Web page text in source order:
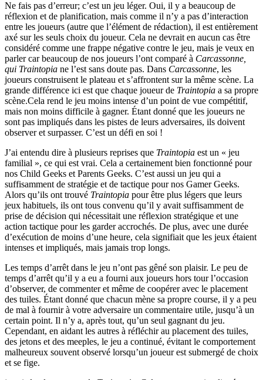
Ne fais pas d’erreur; c’est un jeu léger. Oui, il y a beaucoup de
réflexion et de planification, mais comme il n’y a pas d’interaction
entre les joueurs (autre que l’élément de rédaction), il est entièrement
axé sur les seuls choix du joueur. Cela ne devrait en aucun cas être
considéré comme une frappe négative contre le jeu, mais je veux en
parler car beaucoup de nos joueurs l’ont comparé à Carcassonne,
qui Traintopia ne l’est sans doute pas. Dans Carcassonne, les
joueurs construisent le plateau et s’affrontent sur la même scène. La
grande différence ici est que chaque joueur de Traintopia a sa propre
scène.Cela rend le jeu moins intense d’un point de vue compétitif,
mais non moins difficile à gagner. Étant donné que les joueurs ne
sont pas impliqués dans les pistes de leurs adversaires, ils doivent
observer et surpasser. C’est un défi en soi !
J’ai entendu dire à plusieurs reprises que Traintopia est un « jeu
familial », ce qui est vrai. Cela a certainement bien fonctionné pour
nos Child Geeks et Parents Geeks. C’est aussi un jeu qui a
suffisamment de stratégie et de tactique pour nos Gamer Geeks.
Alors qu’ils ont trouvé Traintopia pour être plus légers que leurs
jeux habituels, ils ont tous convenu qu’il y avait suffisamment de
prise de décision qui nécessitait une réflexion stratégique et une
action tactique pour les garder accrochés. De plus, avec une durée
d’exécution de moins d’une heure, cela signifiait que les jeux étaient
intenses et impliqués, mais jamais trop longs.
Les temps d’arrêt dans le jeu n’ont pas gêné son plaisir. Le peu de
temps d’arrêt qu’il y a eu a fourni aux joueurs hors tour l’occasion
d’observer, de commenter et même de coopérer avec le placement
des tuiles. Étant donné que chacun mène sa propre course, il y a peu
de mal à fournir à votre adversaire un commentaire utile, jusqu’à un
certain point. Il n’y a, après tout, qu’un seul gagnant du jeu.
Cependant, en aidant les autres à réfléchir au placement des tuiles,
des jetons et des meeples, le jeu a continué, évitant le comportement
malheureux souvent observé lorsqu’un joueur est submergé de choix
et se fige.